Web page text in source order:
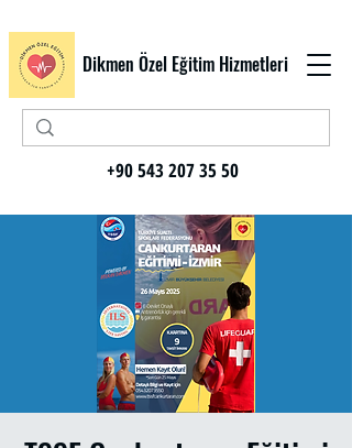
Dikmen Özel Eğitim Hizmetleri
+90 543 207 35 50